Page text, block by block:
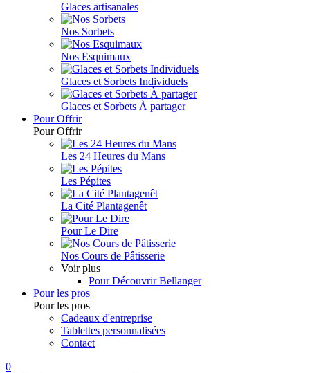
Glaces artisanales
Nos Sorbets
Nos Esquimaux
Glaces et Sorbets Individuels
Glaces et Sorbets À partager
Pour Offrir
Pour Offrir
Les 24 Heures du Mans
Les Pépites
La Cité Plantagenêt
Pour Le Dire
Nos Cours de Pâtisserie
Voir plus
Pour Découvrir Bellanger
Pour les pros
Pour les pros
Cadeaux d'entreprise
Tablettes personnalisées
Contact
0